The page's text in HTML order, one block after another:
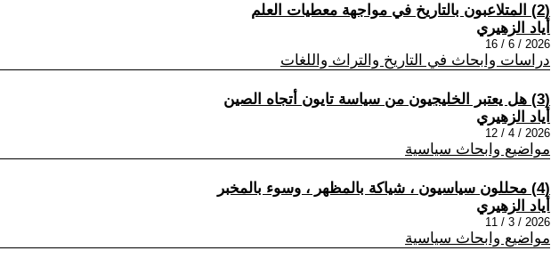
(2) المتلاعبون بالتاريخ في مواجهة معطيات العلم
أياد الزهيري
2026 / 6 / 16
دراسات وابحاث في التاريخ والتراث واللغات
(3) هل يعتبر الخليجيون من سياسة تايون أتجاه الصين
أياد الزهيري
2026 / 4 / 12
مواضيع وابحاث سياسية
(4) محللون سياسيون ، شياكة بالمظهر ، وسوء بالمخبر
أياد الزهيري
2026 / 3 / 11
مواضيع وابحاث سياسية